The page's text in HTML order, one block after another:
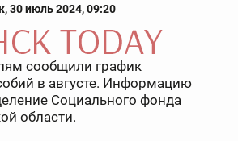
30 июль 2024, 09:20
сообщили график
в августе. Информацию
Социального фонда
области.